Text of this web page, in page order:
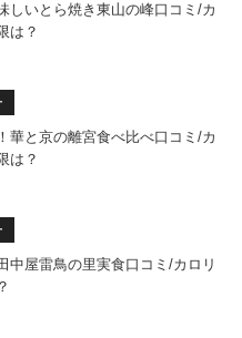
しいとら焼き東山の峰口コミ/カ
は？
華と京の離宮食べ比べ口コミ/カ
は？
中屋雷鳥の里実食口コミ/カロリ